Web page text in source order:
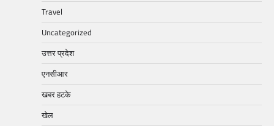
Travel
Uncategorized
उत्तर प्रदेश
एनसीआर
खबर हटके
खेल